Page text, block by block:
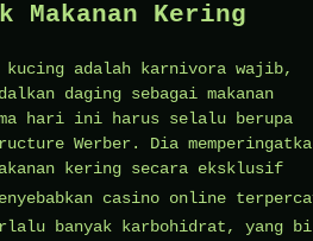
Makanan Kering
adalah karnivora wajib,
daging sebagai makanan
hari ini harus selalu berupa
Werber. Dia
kering secara eksklusif
casino online
banyak karbohidrat, yang